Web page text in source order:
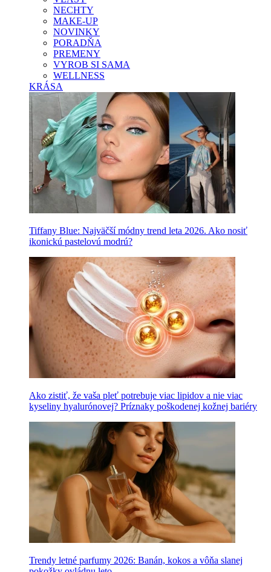
NECHTY
MAKE-UP
NOVINKY
PORADŇA
PREMENY
VYROB SI SAMA
WELLNESS
KRÁSA
Tiffany Blue: Najväčší módny trend leta 2026. Ako nosiť
ikonickú pastelovú modrú?
Ako zistiť, že vaša pleť potrebuje viac lipidov a nie viac
kyseliny hyalurónovej? Príznaky poškodenej kožnej bariéry
Trendy letné parfumy 2026: Banán, kokos a vôňa slanej